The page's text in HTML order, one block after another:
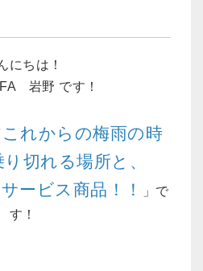
にちは！
岩野 です！
これからの梅雨の時
切れる場所と、
ービス商品！！
」で
す！